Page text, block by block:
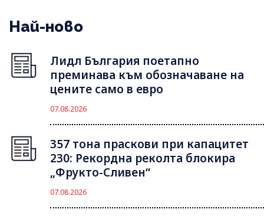
Най-ново
Лидл България поетапно
преминава към обозначаване на
цените само в евро
07.08.2026
357 тона праскови при капацитет
230: Рекордна реколта блокира
„Фрукто-Сливен“
07.08.2026